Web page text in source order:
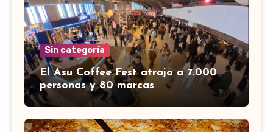
Sin categoría
El Asu Coffee Fest atrajo a 7.000
personas y 80 marcas